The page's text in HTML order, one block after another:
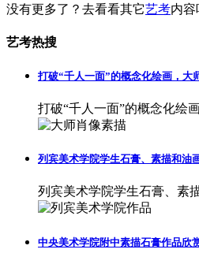
没有更多了？去看看其它艺考内容
艺考热搜
打破“千人一面”的概念化绘画，大
打破“千人一面”的概念化绘
列宾美术学院学生石膏、素描和油
列宾美术学院学生石膏、素
中央美术学院附中素描石膏作品欣